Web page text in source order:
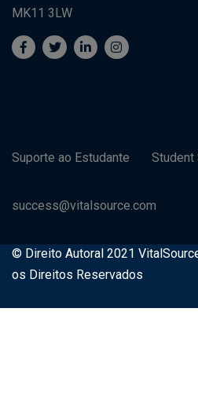
MK11 3LW
Suporte ao Estudante Student
success@vitalsource.com
© Direito Autoral 2021
os Direitos Reservados